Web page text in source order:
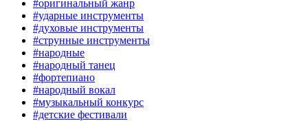
#оригинальный жанр
#ударные инструменты
#духовые инструменты
#струнные инструменты
#народные
#народный танец
#фортепиано
#народный вокал
#музыкальный конкурс
#детские фестивали